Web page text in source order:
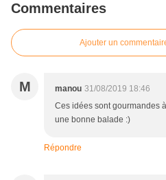
Commentaires
Ajouter un
M manou 31/08/2019 18:46
Ces idées sont gourmandes
une bonne balade :)
Répondre